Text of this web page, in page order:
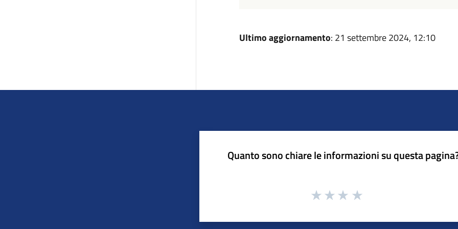
Ultimo aggiornamento: 21 settembre 2024, 12:10
Quanto sono chiare le informazioni su questa